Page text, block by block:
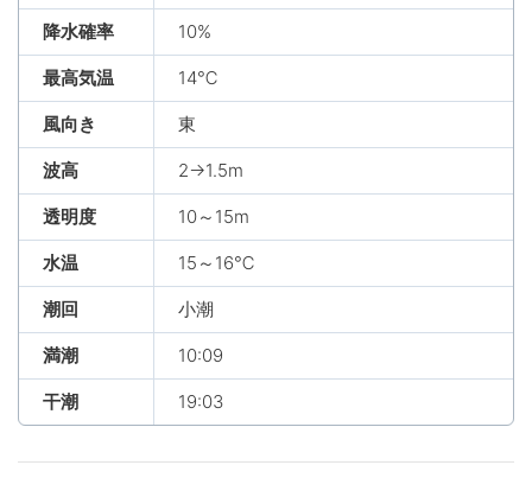
降水確率 10%
最高気温 14℃
風向き 東
波高 2→1.5m
透明度 10～15m
水温 15～16℃
潮回 小潮
満潮 10:09
干潮 19:03